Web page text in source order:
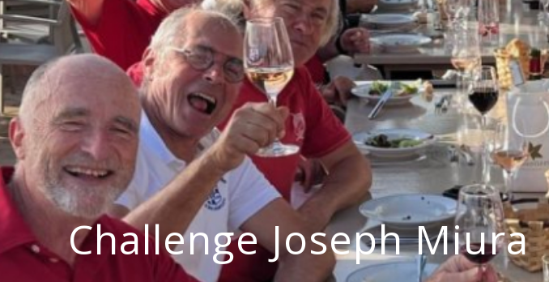
Challenge Joseph Miura